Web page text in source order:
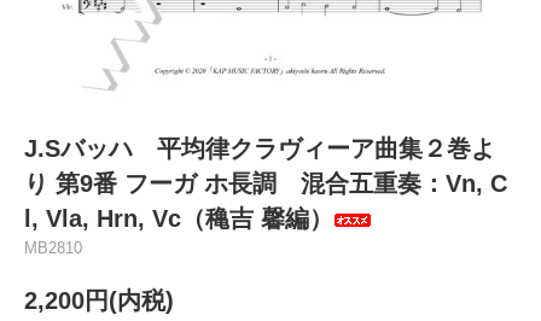
J.Sバッハ 平均律クラヴィーア曲集２巻よ
り 第9番 フーガ ホ長調 混合五重奏：Vn, C
l, Vla, Hrn, Vc（穐吉 馨編）
MB2810
2,200円(内税)